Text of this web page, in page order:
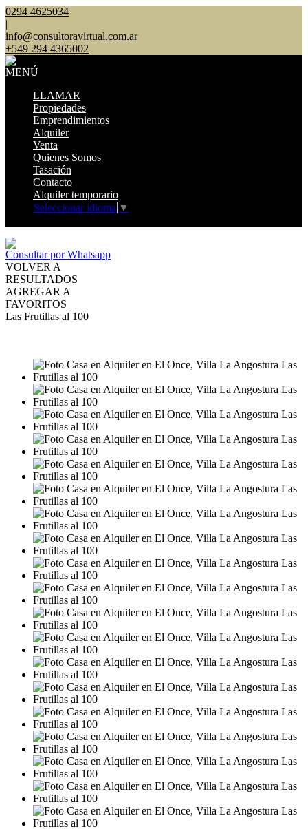
0294 4625034
|
info@consultoravirtual.com.ar
+549 294 4365002
MENÚ
LLAMAR
Propiedades
Emprendimientos
Alquiler
Venta
Quienes Somos
Tasación
Contacto
Alquiler temporario
Seleccionar idioma ▼
Consultar por Whatsapp
VOLVER A
RESULTADOS
AGREGAR A
FAVORITOS
Las Frutillas al 100